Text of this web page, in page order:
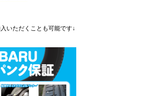
いただくことも可能です↓